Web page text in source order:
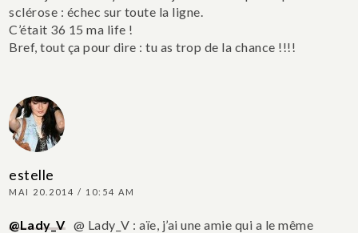
sclérose : échec sur toute la ligne.
C’était 36 15 ma life !
Bref, tout ça pour dire : tu as trop de la chance !!!!
estelle
MAI 20.2014 / 10:54 AM
@Lady_V @ Lady_V : aïe, j’ai une amie qui a le même